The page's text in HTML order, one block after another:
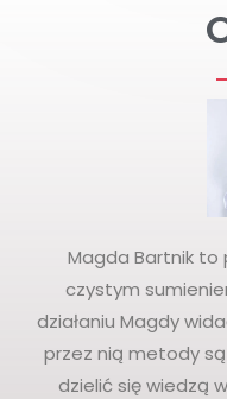
Magda Bartnik to
czystym
działaniu Magdy
przez nią metody
dzielić się wiedzą